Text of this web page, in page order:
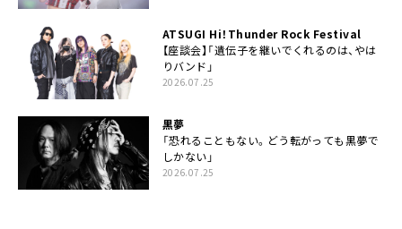
ATSUGI Hi！Thunder Rock Festival
【座談会】「遺伝子を継いでくれるのは、やは
りバンド」
2026.07.25
黒夢
「恐れることもない。どう転がっても黒夢で
しかない」
2026.07.25